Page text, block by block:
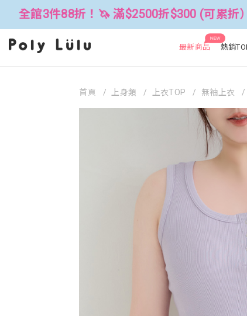
！🦄 滿$2500折$300 (可累折）
NEW
最新商品 熱銷
首頁 上身類 上衣TOP 無袖上衣